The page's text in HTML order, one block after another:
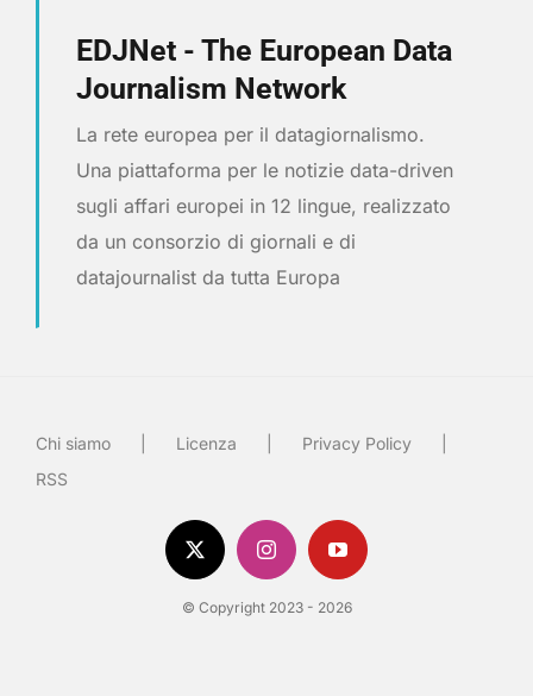
EDJNet - The European Data
Journalism Network
La rete europea per il datagiornalismo.
Una piattaforma per le notizie data-driven
sugli affari europei in 12 lingue, realizzato
da un consorzio di giornali e di
datajournalist da tutta Europa
Chi siamo Licenza
Privacy Policy
RSS
© Copyright 2023 - 2026